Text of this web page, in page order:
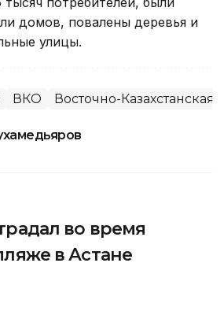
домов, повалены деревья и
улицы.
ВКО Восточно-Казахстанская
во время
в Астане